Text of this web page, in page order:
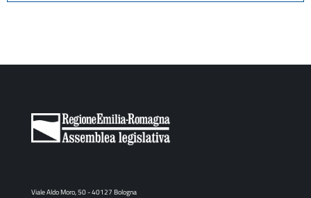
Viale Aldo Moro, 50 - 40127 Bologna